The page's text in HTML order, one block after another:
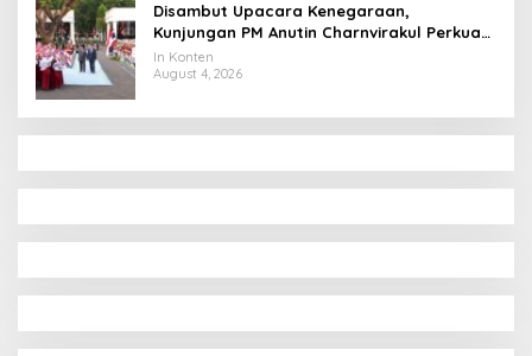
Disambut Upacara Kenegaraan,
Kunjungan PM Anutin Charnvirakul Perkuat
Hubungan Indonesia-Thailand
In Konten
August 4, 2026